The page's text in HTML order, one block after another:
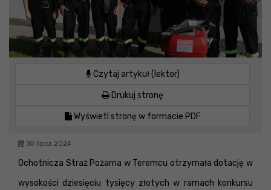
Czytaj artykuł (lektor)
Drukuj stronę
Wyświetl stronę w formacie PDF
30 lipca 2024
Ochotnicza Straż Pożarna w Teremcu otrzymała dotację w
wysokości dziesięciu tysięcy złotych w ramach konkursu